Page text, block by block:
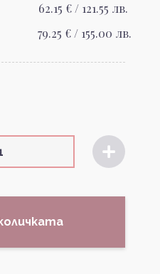
62.15 € / 121.55 лв.
79.25 € / 155.00 лв.